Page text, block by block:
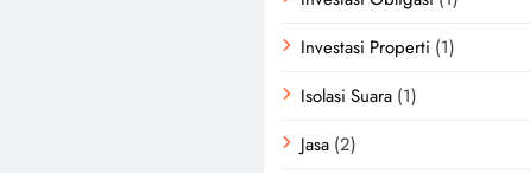
Investasi Properti (1)
Isolasi Suara (1)
Jasa (2)